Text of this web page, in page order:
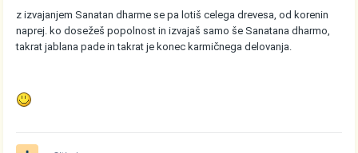
z izvajanjem Sanatan dharme se pa lotiš celega drevesa, od korenin
naprej. ko dosežeš popolnost in izvajaš samo še Sanatana dharmo,
takrat jablana pade in takrat je konec karmičnega delovanja.